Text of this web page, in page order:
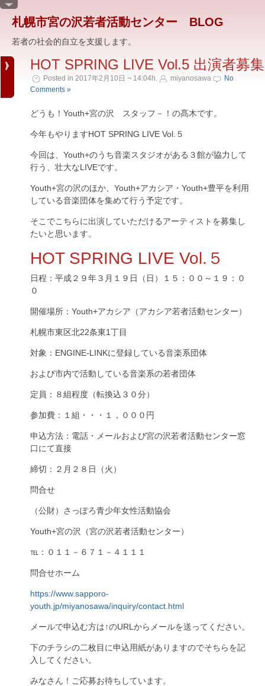
札幌市宮の沢若者活動センター BLOG
若者の社会的自立を支援します。
HOT SPRING LIVE Vol.5 出演者募集
Posted in 2017年2月10日 ¬ 14:04h. miyanosawa
No
Comments »
どうも！Youth+宮の沢 スタッフ－！の髙木です。
今年もやりますHOT SPRING LIVE Vol.５
今回は、Youth+のうち音楽スタジオがある３館が協力して
行う、壮大なLIVEです。
Youth+宮の沢のほか、Youth+アカシア・Youth+豊平を利用
している音楽団体を集めて行う予定です。
そこでこちらに出演していただけるアーティストを募集し
たいと思います。
HOT SPRING LIVE Vol.５
日程：平成２９年３月１９日（日）１５：００～１９：０
０
開催場所：Youth+アカシア（アカシア若者活動センター）
札幌市東区北22条東1丁目
対象：ENGINE-LINKに登録している音楽系団体
および市内で活動している音楽系の若者団体
定員：８組程度（転換込３０分）
参加費：１組・・・１，０００円
申込方法：電話・メールおよび宮の沢若者活動センター窓
口にて直接
締切：２月２８日（火）
問合せ
（公財）さっぽろ青少年女性活動協会
Youth+宮の沢（宮の沢若者活動センター）
℡：０１１－６７１－４１１１
問合せホーム
https://www.sapporo-
youth.jp/miyanosawa/inquiry/contact.html
メールで申込む方は↑のURLからメールを送ってください。
下のチラシの二枚目に申込用紙がありますのでそちらを記
入してください。
みなさん！ご応募お待ちしています。